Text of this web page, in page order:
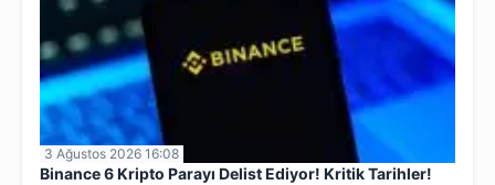
3 Ağustos 2026 16:08
Binance 6 Kripto Parayı Delist Ediyor! Kritik Tarihler!